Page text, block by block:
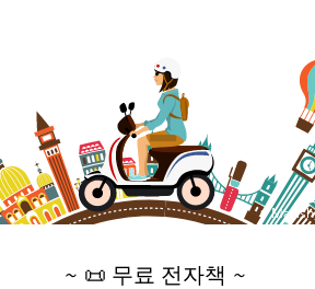
♥ Marish
~ 📜 무료 전자책 ~